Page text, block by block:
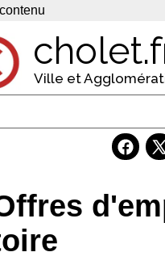
des cookies
Ville et